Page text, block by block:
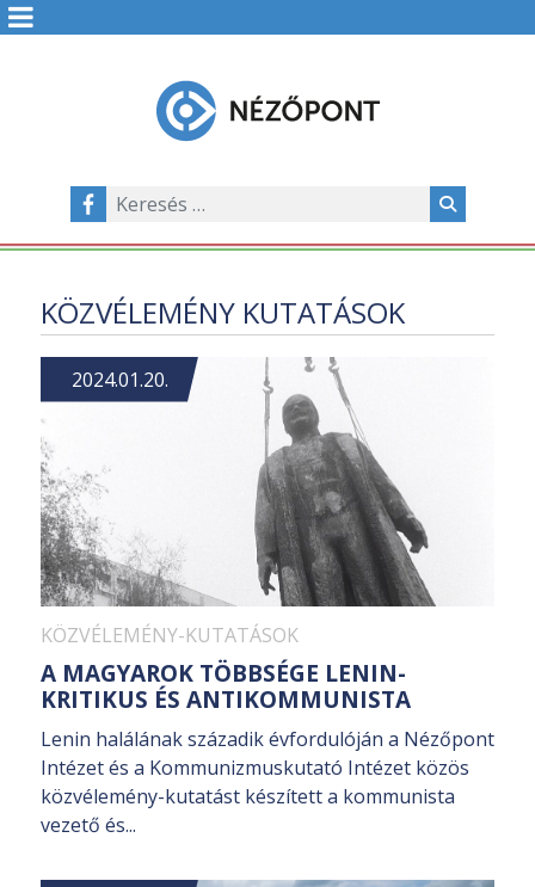
KÖZVÉLEMÉNY KUTATÁSOK
KÖZVÉLEMÉNY-KUTATÁSOK
2024.01.20.
A MAGYAROK TÖBBSÉGE LENIN-
KRITIKUS ÉS ANTIKOMMUNISTA
Lenin halálának századik évfordulóján a Nézőpont
Intézet és a Kommunizmuskutató Intézet közös
közvélemény-kutatást készített a kommunista
vezető és...